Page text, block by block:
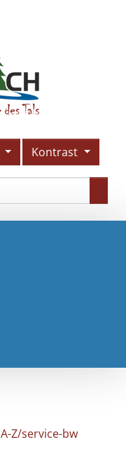
Kontrast
A-Z/service-bw